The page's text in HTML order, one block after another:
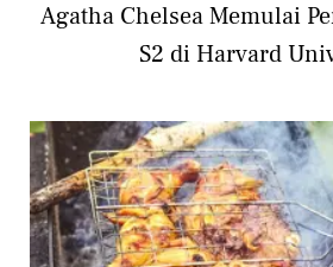
Agatha Chelsea Memulai
S2 di Harvard